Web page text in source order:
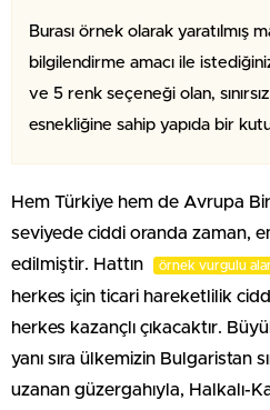
Burası örnek olarak yaratılmış
bilgilendirme amacı ile
ve 5 renk seçeneği olan,
esnekliğine sahip yapıda bir
Hem Türkiye hem de Avrupa
seviyede ciddi oranda zaman,
edilmiştir. Hattın
örnek vurgulu
herkes için ticari hareketlilik
herkes kazançlı çıkacaktır.
yanı sıra ülkemizin Bulgaristan
uzanan güzergahıyla, Halkalı-